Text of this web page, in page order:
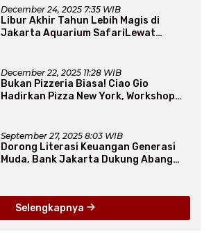
December 24, 2025 7:35 WIB
Libur Akhir Tahun Lebih Magis di
Jakarta Aquarium SafariLewat
December 22, 2025 11:28 WIB
Bukan Pizzeria Biasa! Ciao Gio
Hadirkan Pizza New York, Workshop
September 27, 2025 8:03 WIB
Dorong Literasi Keuangan Generasi
Muda, Bank Jakarta Dukung Abang
Selengkapnya